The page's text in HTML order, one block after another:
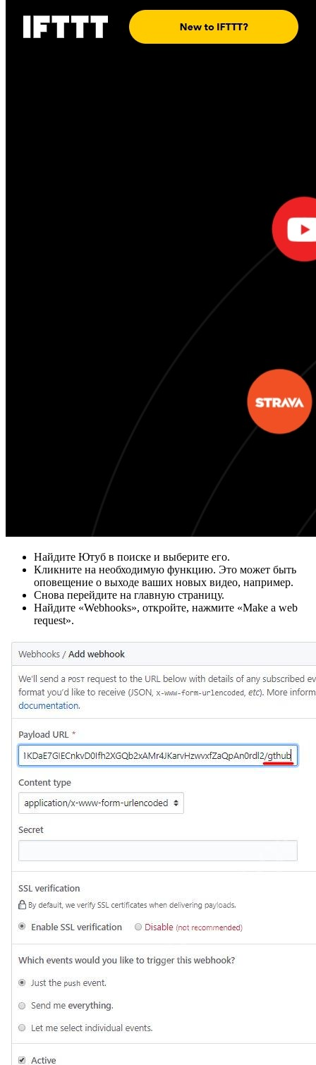
Найдите Ютуб в поиске и выберите его.
Кликните на необходимую функцию. Это может быть
оповещение о выходе ваших новых видео, например.
Снова перейдите на главную страницу.
Найдите «Webhooks», откройте, нажмите «Make a web
request».